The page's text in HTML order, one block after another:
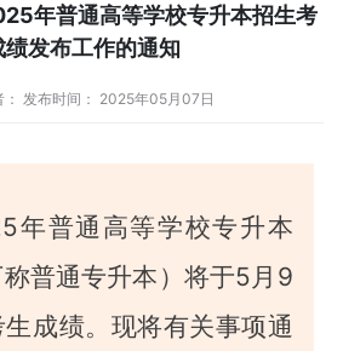
年普通高等学校专升本招生考
绩发布工作的通知
： 发布时间： 2025年05月07日
年普通高等学校专升本
普通专升本）将于5月9
成绩。现将有关事项通